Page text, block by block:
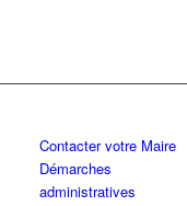
Contacter votre Maire
Démarches
administratives